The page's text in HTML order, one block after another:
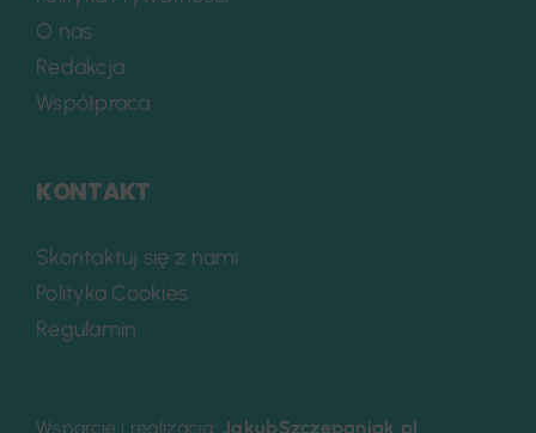
O nas
Redakcja
Współpraca
KONTAKT
Skontaktuj się z nami
Polityka Cookies
Regulamin
Wsparcie i realizacja: JakubSzczepaniak.pl